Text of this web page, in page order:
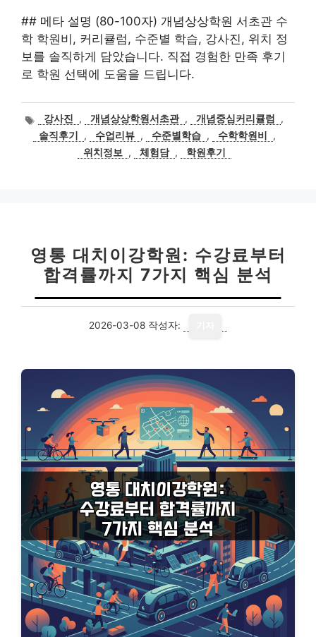
## 메타 설명 (80-100자) 개념상상학원 서초관 수
학 학원비, 커리큘럼, 수준별 학습, 강사진, 위치 정
보를 솔직하게 담았습니다. 직접 경험한 만족 후기
로 학원 선택에 도움을 드립니다.
태
그
강사진 , 개념상상학원서초관 , 개념중심커리큘럼
,
솔직후기
, 수업리뷰 , 수준별학습 , 수학학원비
,
위치정보
, 체험담 , 학원후기
영통 대치이강학원: 수강료부터
합격률까지 7가지 핵심 분석
2026-03-08 작성자: